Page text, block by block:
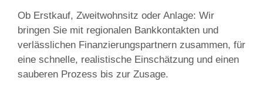
Ob Erstkauf, Zweitwohnsitz oder Anlage: Wir
bringen Sie mit regionalen Bankkontakten und
verlässlichen Finanzierungspartnern zusammen, für
eine schnelle, realistische Einschätzung und einen
sauberen Prozess bis zur Zusage.